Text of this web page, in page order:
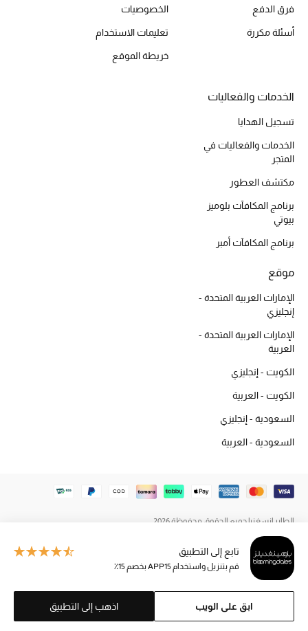
المكياج
مستحضرات العناية
مستحضرات الاستحمام والعناية بالجسم
العناية بالشعر
هدايا
أبرز الماركات
تسوقوا الآن
عرض جميع المنتجات
خصومات
الهدايا
الموسم الجديد
تابع إلى التطبيق
قم بتنزيل واستخدام APP15 بخصم 15٪
ابق على الويب اذهب إلى التطبيق
فرق الدفع
أسئلة مكررة
الخصوصيات
تعليمات الاستخدام
خريطة الموقع
الخدمات والفعاليات
تسجيل الهدايا
الخدمات والفعاليات في
المتجر
مكتشف العطور
برنامج المكافآت بلوميز
بيوتي
برنامج المكافآت أمبر
موقع
الإمارات العربية المتحدة -
إنجليزي
الإمارات العربية المتحدة -
العربية
الكويت - إنجليزي
الكويت - العربية
السعودية - إنجليزي
السعودية - العربية
الطاير إنسغنيا جميع الحقوق محفوظة 2026